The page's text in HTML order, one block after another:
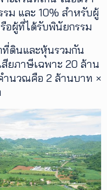
ม และ 10% สำหรับผู้
อผู้ที่ได้รับพินัยกรรม
ที่ดินและหุ้นรวมกัน
ยภาษีเฉพาะ 20 ล้าน
ำนวณคือ 2 ล้านบาท ×